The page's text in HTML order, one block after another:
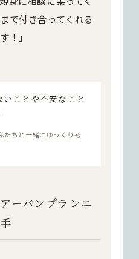
で付き合ってくれる
！」
ことや不安なこと
たちと一緒にゆっくり考
ーバンプランニ